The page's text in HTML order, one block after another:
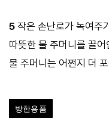
5 작은 손난로가 녹여주
따뜻한 물 주머니를 끌
물 주머니는 어쩐지 더
방한용품